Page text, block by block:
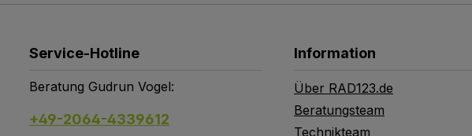
Service-Hotline
Beratung Gudrun Vogel:
+49-2064-4339612
Information
Über RAD123.de
Beratungsteam
Technikteam